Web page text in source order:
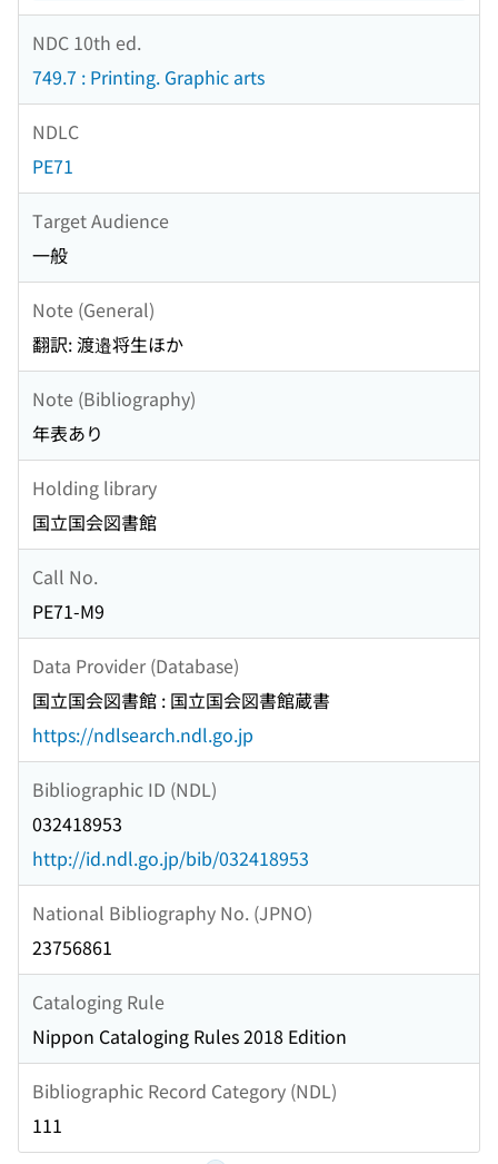
NDC 10th ed.
749.7 : Printing. Graphic arts
NDLC
PE71
Target Audience
一般
Note (General)
翻訳: 渡邉将生ほか
Note (Bibliography)
年表あり
Holding library
国立国会図書館
Call No.
PE71-M9
Data Provider (Database)
国立国会図書館 : 国立国会図書館蔵書
https://ndlsearch.ndl.go.jp
Bibliographic ID (NDL)
032418953
http://id.ndl.go.jp/bib/032418953
National Bibliography No. (JPNO)
23756861
Cataloging Rule
Nippon Cataloging Rules 2018 Edition
Bibliographic Record Category (NDL)
111